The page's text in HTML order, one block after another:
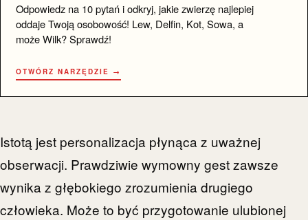
Odpowiedz na 10 pytań i odkryj, jakie zwierzę najlepiej
oddaje Twoją osobowość! Lew, Delfin, Kot, Sowa, a
może Wilk? Sprawdź!
OTWÓRZ NARZĘDZIE →
Istotą jest personalizacja płynąca z uważnej
obserwacji. Prawdziwie wymowny gest zawsze
wynika z głębokiego zrozumienia drugiego
człowieka. Może to być przygotowanie ulubionej